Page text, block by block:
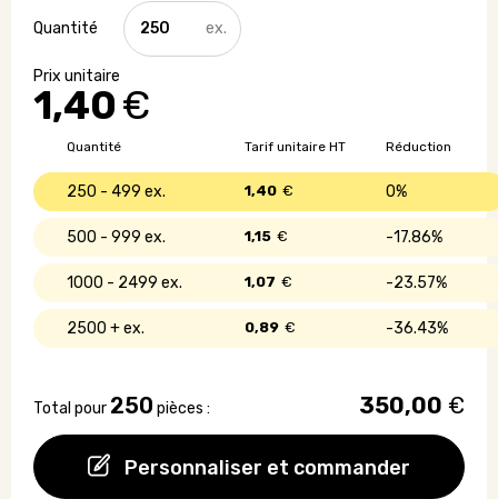
1,40€
Personnaliser et commander
quantité
de
Lanyard
avec
mousqueton
Quantité Réduction
Tarif unitaire HT
250 - 499 0%
1,40 €
500 - 999 17.86%
1,15 €
1000 - 2499 23.57%
1,07 €
2500 + 36.43%
0,89 €
Total pour 250 pièces : 350,00 €